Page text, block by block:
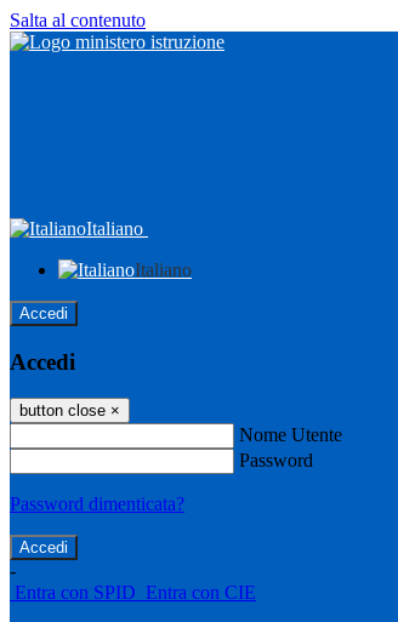
Salta al contenuto
Italiano
Italiano
Accedi
Accedi
button close ×
Nome Utente
Password
Password dimenticata?
-
Entra con SPID Entra con CIE